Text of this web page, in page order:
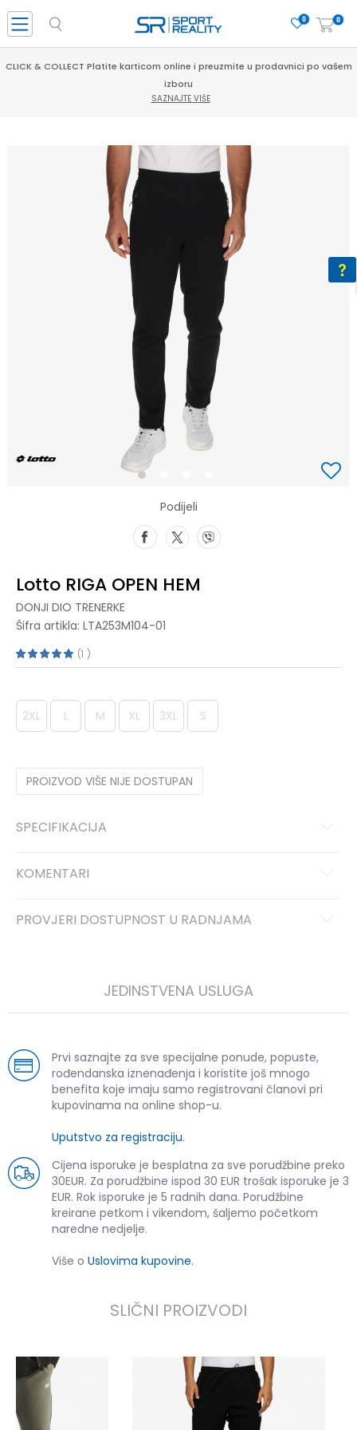
0
0
CLICK & COLLECT Platite karticom online i preuzmite u prodavnici po vašem
izboru
SAZNAJTE VIŠE
1
Podijeli
Lotto RIGA OPEN HEM
DONJI DIO TRENERKE
Šifra artikla: LTA253M104-01
1
2XL L M XL 3XL S
PROIZVOD VIŠE NIJE DOSTUPAN
SPECIFIKACIJA
KOMENTARI
PROVJERI DOSTUPNOST U RADNJAMA
JEDINSTVENA USLUGA
Prvi saznajte za sve specijalne ponude, popuste,
rođendanska iznenađenja i koristite još mnogo
benefita koje imaju samo registrovani članovi pri
kupovinama na online shop-u.
Uputstvo za registraciju.
Cijena isporuke je besplatna za sve porudžbine preko
30EUR. Za porudžbine ispod 30 EUR trošak isporuke je 3
EUR. Rok isporuke je 5 radnih dana. Porudžbine
kreirane petkom i vikendom, šaljemo početkom
naredne nedjelje.
Više o Uslovima kupovine.
SLIČNI PROIZVODI